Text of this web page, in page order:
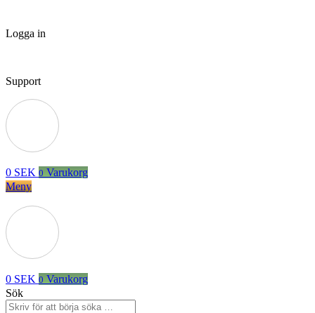
Logga in
Support
0 SEK 0 Varukorg
Meny
0 SEK 0 Varukorg
Sök